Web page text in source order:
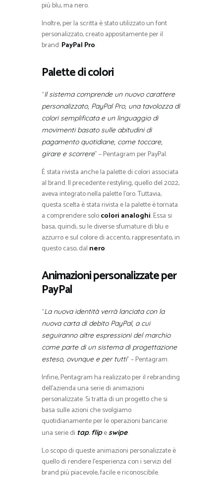
più blu, ma nero.
Inoltre, per la scritta è stato utilizzato un font
personalizzato, creato appositamente per il
brand:PayPal Pro.
Palette di colori
“Il sistema comprende un nuovo carattere
personalizzato, PayPal Pro, una tavolozza di
colori semplificata e un linguaggio di
movimenti basato sulle abitudini di
pagamento quotidiane, come toccare,
girare e scorrere” – Pentagram per PayPal.
È stata rivista anche la palette di colori associata
al brand. Il precedente restyling, quello del 2022,
aveva integrato nella palette l’oro. Tuttavia,
questa scelta è stata rivista e la palette è tornata
a comprendere solocolori analoghi. Essa si
basa, quindi, su le diverse sfumature di blu e
azzurro e sul colore di accento, rappresentato, in
questo caso, dal nero.
Animazioni personalizzate per
PayPal
“La nuova identità verrà lanciata con la
nuova carta di debito PayPal, a cui
seguiranno altre espressioni del marchio
come parte di un sistema di progettazione
esteso, ovunque e per tutti” – Pentagram.
Infine, Pentagram ha realizzato per il rebranding
dell’azienda una serie di animazioni
personalizzate. Si tratta di un progetto che si
basa sulle azioni che svolgiamo
quotidianamente per le operazioni bancarie:
una serie di tap, flipeswipe.
Lo scopo di queste animazioni personalizzate è
quello di rendere l’esperienza con i servizi del
brand più piacevole, facile e riconoscibile.